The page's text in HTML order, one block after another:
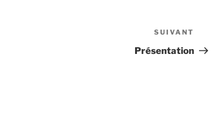
suivant
SUIVANT
Présentation